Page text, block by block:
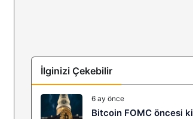
İlginizi Çekebilir
6 ay önce
Bitcoin FOMC öncesi